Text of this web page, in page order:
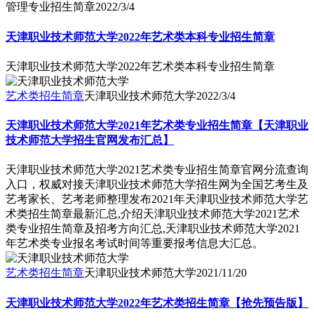
管理专业招生简章2022/3/4
天津职业技术师范大学2022年艺术类本科专业招生简章
天津职业技术师范大学2022年艺术类本科专业招生简章
艺术类招生简章天津职业技术师范大学2022/3/4
天津职业技术师范大学2021年艺术类专业招生简章【天津职业
技术师范大学招生官网发布汇总】
天津职业技术师范大学2021艺术类专业招生简章官网分流查询
入口，权威对接天津职业技术师范大学招生网为全国艺考生及
艺考家长、艺考老师整理发布2021年天津职业技术师范大学艺
术类招生简章最新汇总,介绍天津职业技术师范大学2021艺术
类专业招生简章及招考方向汇总,天津职业技术师范大学2021
年艺术类专业报名考试时间等重要报考信息大汇总。
艺术类招生简章天津职业技术师范大学2021/11/20
天津职业技术师范大学2022年艺术类招生简章【抢先预告版】